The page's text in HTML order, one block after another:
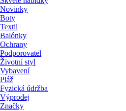
Novinky
Boty
Textil
Balónky
Ochrany
Podporovatel
Životní styl
Vybavení
Pláž
Fyzická údržba
Výprodej
Značky